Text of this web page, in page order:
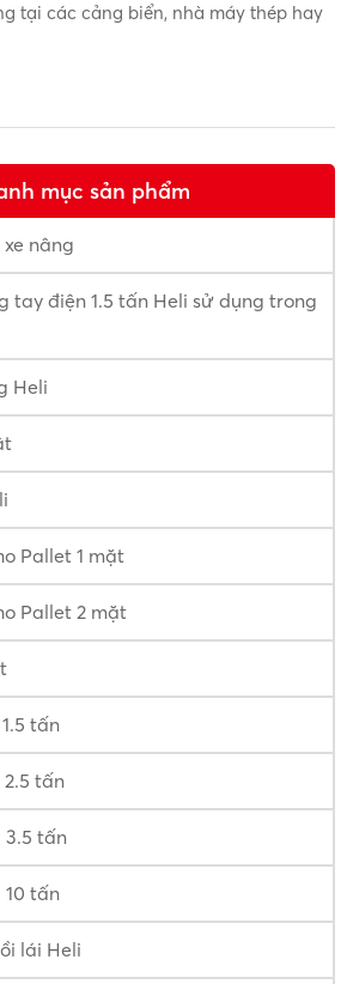
tại các cảng biển, nhà máy thép hay
mục sản phẩm
nâng
tay điện 1.5 tấn Heli sử dụng trong
Heli
Pallet 1 mặt
Pallet 2 mặt
tấn
tấn
3.5 tấn
tấn
lái Heli